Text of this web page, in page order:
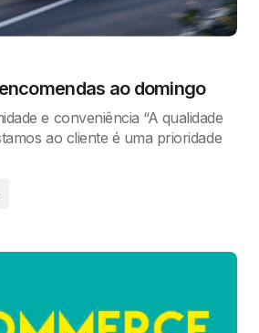
ao domingo
e conveniência “A qualidade
ao cliente é uma prioridade